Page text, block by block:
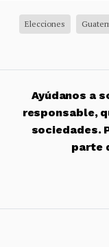
Elecciones
Ayúdanos a
responsable,
sociedades.
parte